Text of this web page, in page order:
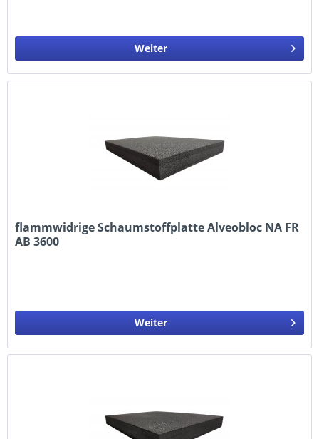
Weiter
flammwidrige Schaumstoffplatte Alveobloc NA FR
AB 3600
Weiter